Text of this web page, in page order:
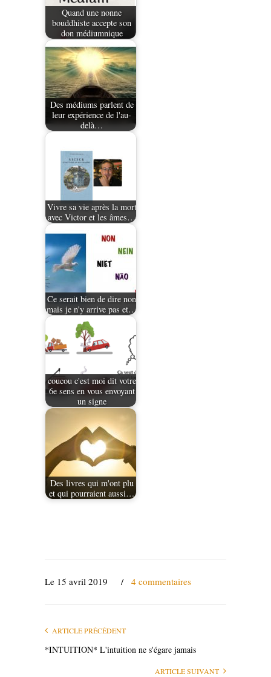
Quand une nonne
bouddhiste accepte son
don médiumnique
Des médiums parlent de
leur expérience de l'au-
delà…
Vivre sa vie après la mort
avec Victor et les âmes…
Ce serait bien de dire non
mais je n'y arrive pas et…
coucou c'est moi dit votre
6e sens en vous envoyant
un signe
Des livres qui m'ont plu
et qui pourraient aussi…
Le 15 avril 2019 / 4 commentaires
ARTICLE PRÉCÉDENT
*INTUITION* L'intuition ne s'égare jamais
ARTICLE SUIVANT